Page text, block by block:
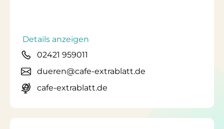
Details anzeigen
02421 959011
dueren@cafe-extrablatt.de
cafe-extrablatt.de